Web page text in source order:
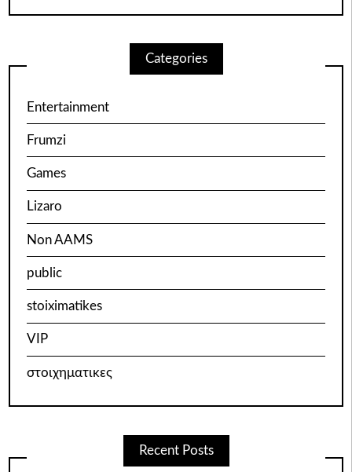
Categories
Entertainment
Frumzi
Games
Lizaro
Non AAMS
public
stoiximatikes
VIP
στοιχηματικες
Recent Posts